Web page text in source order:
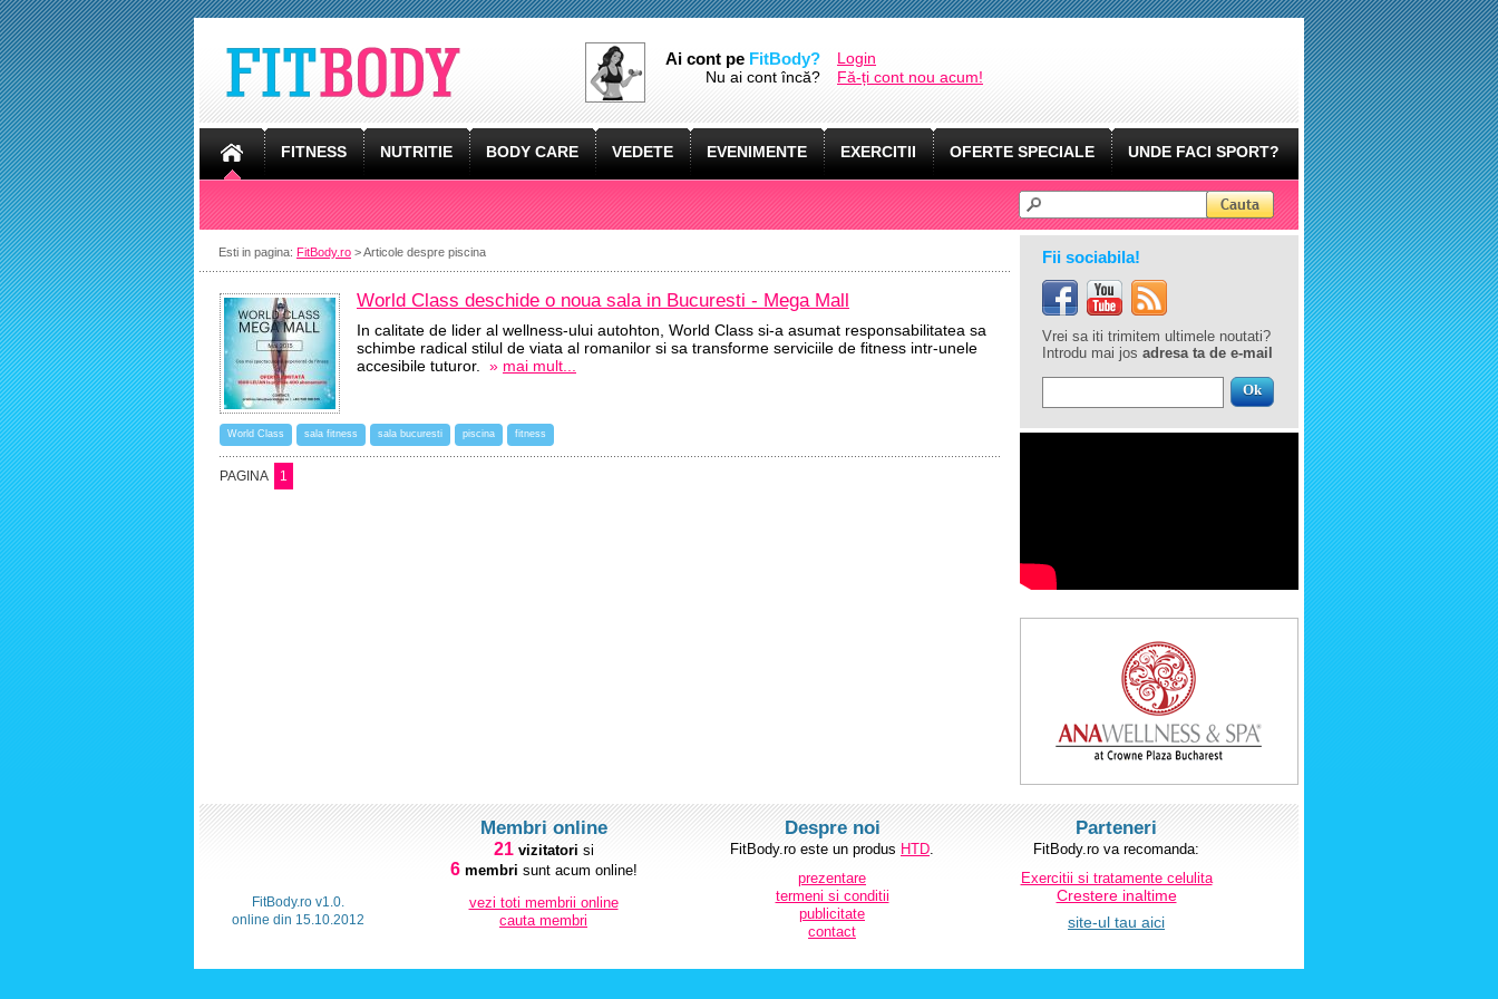
Ai cont pe FitBody?
Login
Nu ai cont încă?
Fă-ți cont nou acum!
FITNESS NUTRITIE BODY CARE VEDETE EVENIMENTE EXERCITII OFERTE SPECIALE UNDE FACI SPORT?
Esti in pagina: FitBody.ro > Articole despre piscina
World Class deschide o noua sala in Bucuresti - Mega Mall
In calitate de lider al wellness-ului autohton, World Class si-a asumat responsabilitatea sa
schimbe radical stilul de viata al romanilor si sa transforme serviciile de fitness intr-unele
accesibile tuturor. » mai mult...
World Class sala fitness sala bucuresti piscina fitness
PAGINA 1
Fii sociabila!
Vrei sa iti trimitem ultimele noutati?
Introdu mai jos adresa ta de e-mail
FitBody.ro v1.0.
online din 15.10.2012
Membri online
21vizitatori si
6membri sunt acum online!
vezi toti membrii online
cauta membri
Despre noi
FitBody.ro este un produs HTD.
prezentare
termeni si conditii
publicitate
contact
Parteneri
FitBody.ro va recomanda:
Exercitii si tratamente celulita
Crestere inaltime
site-ul tau aici